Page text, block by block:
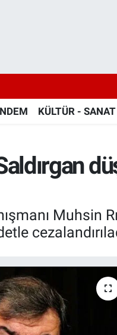
KÜLTÜR - SANAT
Muhsin